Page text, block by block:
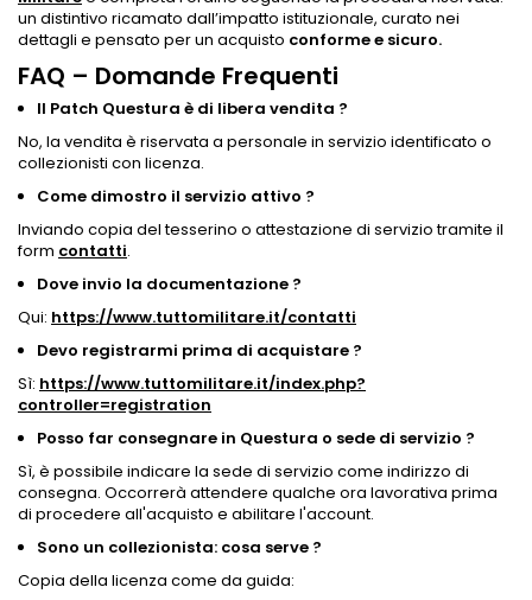
un distintivo ricamato dall’impatto istituzionale, curato nei
dettagli e pensato per un acquisto conforme e sicuro.
FAQ – Domande Frequenti
Il Patch Questura è di libera vendita ?
No, la vendita è riservata a personale in servizio identificato o
collezionisti con licenza.
Come dimostro il servizio attivo ?
Inviando copia del tesserino o attestazione di servizio tramite il
form contatti.
Dove invio la documentazione ?
Qui: https://www.tuttomilitare.it/contatti
Devo registrarmi prima di acquistare ?
Sì: https://www.tuttomilitare.it/index.php?
controller=registration
Posso far consegnare in Questura o sede di servizio ?
Sì, è possibile indicare la sede di servizio come indirizzo di
consegna. Occorrerà attendere qualche ora lavorativa prima
di procedere all'acquisto e abilitare l'account.
Sono un collezionista: cosa serve ?
Copia della licenza come da guida: